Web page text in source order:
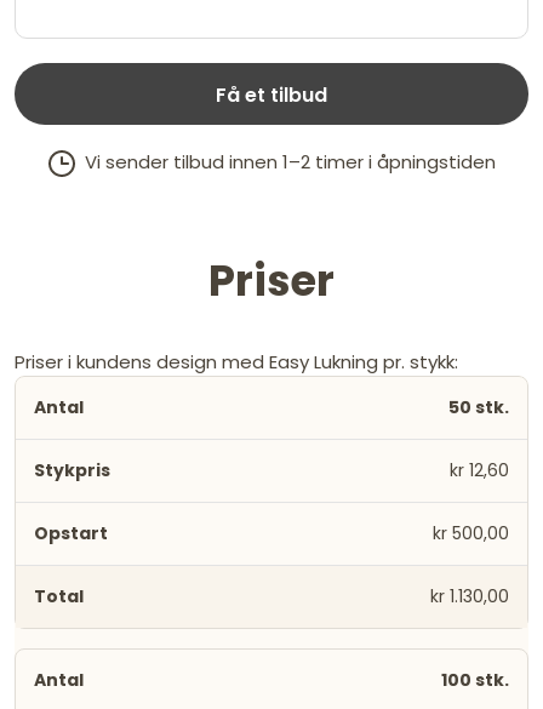
Få et tilbud
Vi sender tilbud innen 1–2 timer i åpningstiden
Priser
Priser i kundens design med Easy Lukning pr. stykk:
50 stk.
kr 12,60
kr 500,00
kr 1.130,00
100 stk.